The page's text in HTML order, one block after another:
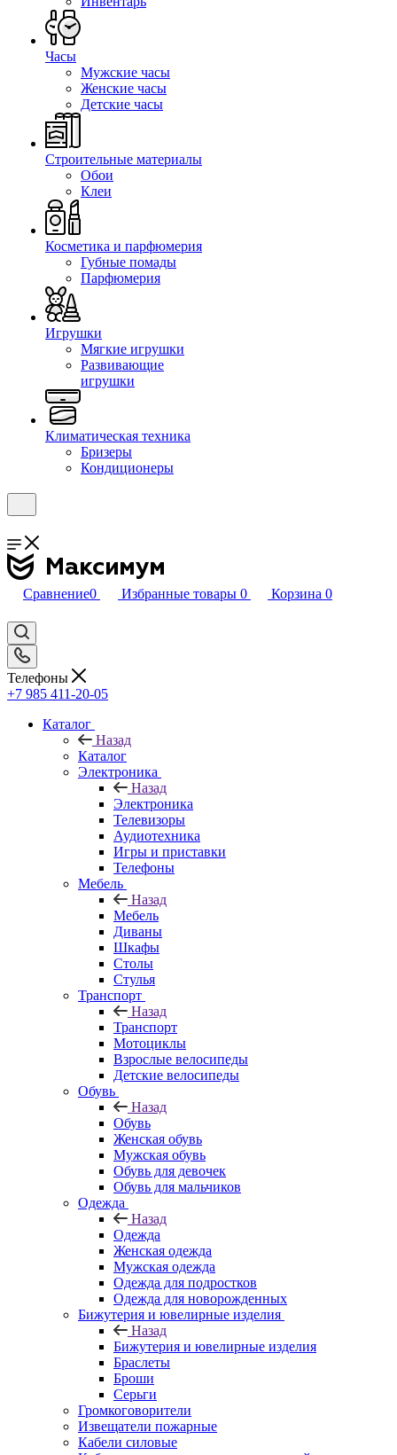
Часы
Мужские часы
Женские часы
Детские часы
Строительные материалы
Обои
Клеи
Косметика и парфюмерия
Губные помады
Парфюмерия
Игрушки
Мягкие игрушки
Развивающие
игрушки
Климатическая техника
Бризеры
Кондиционеры
Сравнение0 Избранные товары 0 Корзина 0
Телефоны
+7 985 411-20-05
Каталог
Назад
Каталог
Электроника
Назад
Электроника
Телевизоры
Аудиотехника
Игры и приставки
Телефоны
Мебель
Назад
Мебель
Диваны
Шкафы
Столы
Стулья
Транспорт
Назад
Транспорт
Мотоциклы
Взрослые велосипеды
Детские велосипеды
Обувь
Назад
Обувь
Женская обувь
Мужская обувь
Обувь для девочек
Обувь для мальчиков
Одежда
Назад
Одежда
Женская одежда
Мужская одежда
Одежда для подростков
Одежда для новорожденных
Бижутерия и ювелирные изделия
Назад
Бижутерия и ювелирные изделия
Браслеты
Броши
Серьги
Громкоговорители
Извещатели пожарные
Кабели силовые